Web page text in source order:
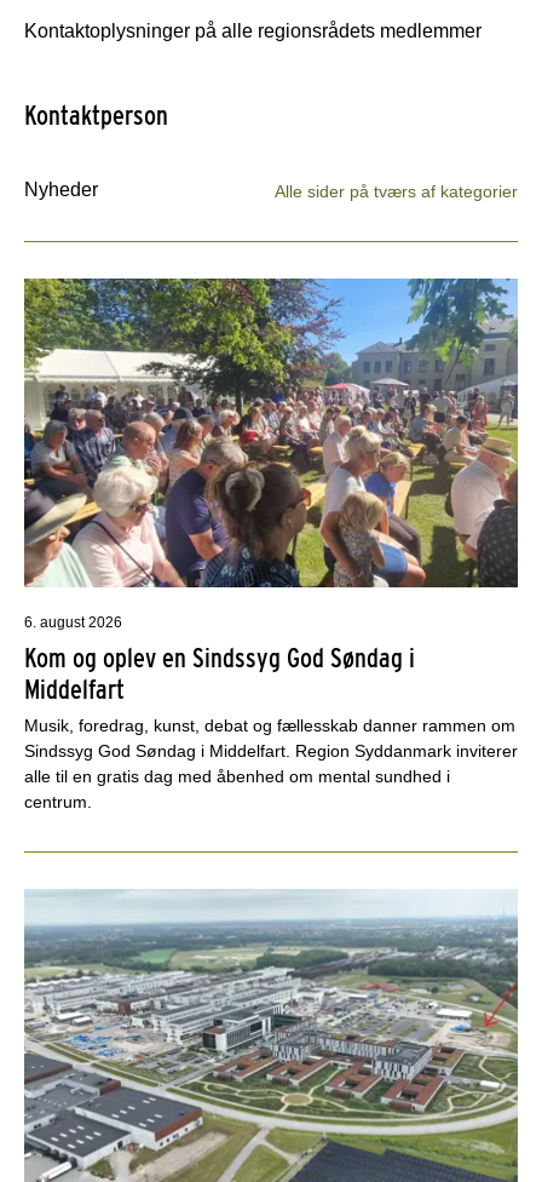
Kontaktoplysninger på alle regionsrådets medlemmer
Kontaktperson
Nyheder Alle sider på tværs af kategorier
6. august 2026
Kom og oplev en Sindssyg God Søndag i
Middelfart
Musik, foredrag, kunst, debat og fællesskab danner rammen om
Sindssyg God Søndag i Middelfart. Region Syddanmark inviterer
alle til en gratis dag med åbenhed om mental sundhed i
centrum.